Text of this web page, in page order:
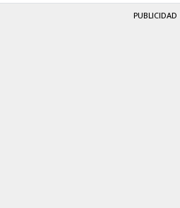
PUBLICIDAD